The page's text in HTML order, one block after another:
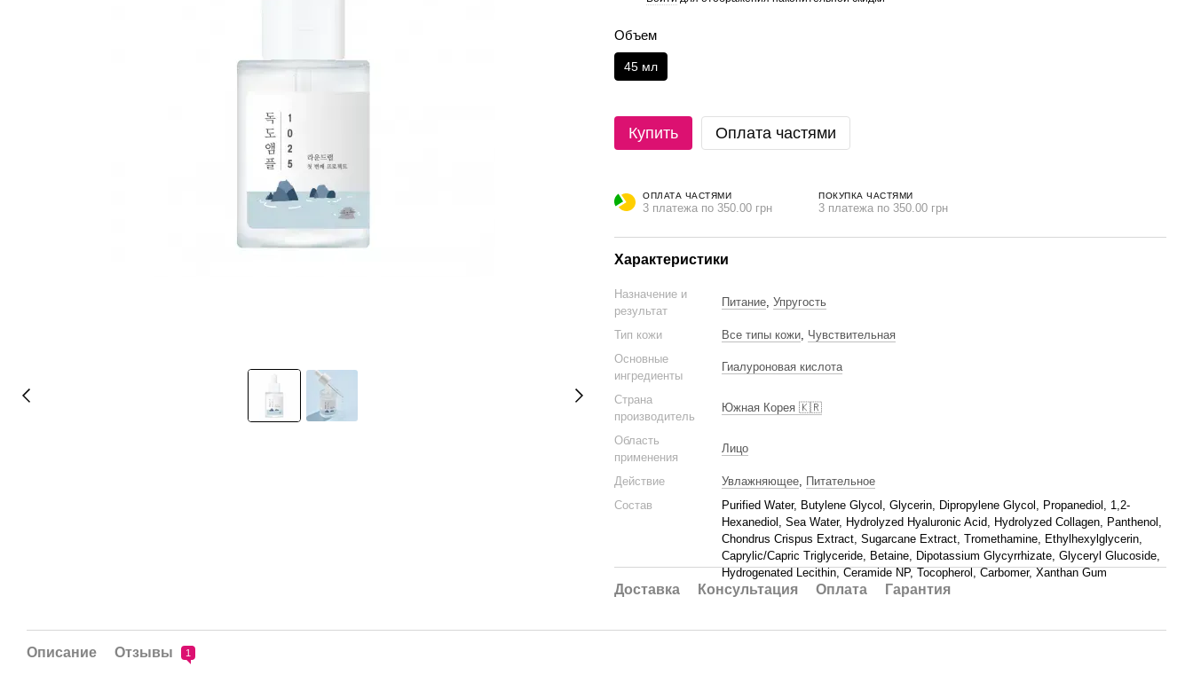
Объем
45 мл
Купить Оплата частями
ОПЛАТА ЧАСТЯМИ
3 платежа по 350.00 грн
ПОКУПКА ЧАСТЯМИ
3 платежа по 350.00 грн
Характеристики
Назначение и
результат
Питание, Упругость
Тип кожи Все типы кожи, Чувствительная
Основные
ингредиенты
Гиалуроновая кислота
Страна
производитель
Южная Корея 🇰🇷
Область
применения
Лицо
Действие Увлажняющее, Питательное
Состав
Purified Water, Butylene Glycol, Glycerin, Dipropylene Glycol, Propanediol, 1,2-
Hexanediol, Sea Water, Hydrolyzed Hyaluronic Acid, Hydrolyzed Collagen, Panthenol,
Chondrus Crispus Extract, Sugarcane Extract, Tromethamine, Ethylhexylglycerin,
Caprylic/Capric Triglyceride, Betaine, Dipotassium Glycyrrhizate, Glyceryl Glucoside,
Hydrogenated Lecithin, Ceramide NP, Tocopherol, Carbomer, Xanthan Gum
Доставка Консультация Оплата Гарантия
Описание Отзывы 1